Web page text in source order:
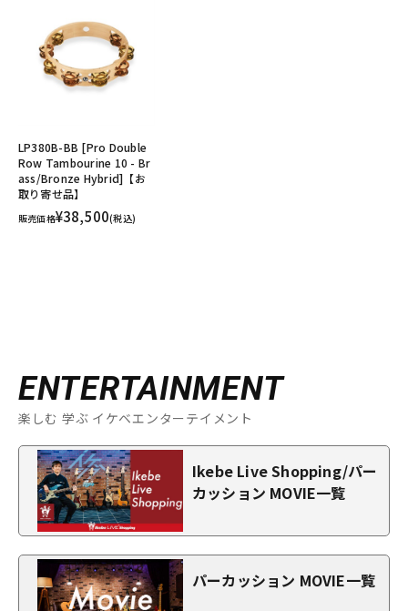
LP380B-BB [Pro Double
Row Tambourine 10 - Br
ass/Bronze Hybrid]【お
取り寄せ品】
販売価格¥38,500(税込)
ENTERTAINMENT
楽しむ 学ぶ イケベエンターテイメント
Ikebe Live Shopping/パー
カッション MOVIE一覧
パーカッション MOVIE一覧